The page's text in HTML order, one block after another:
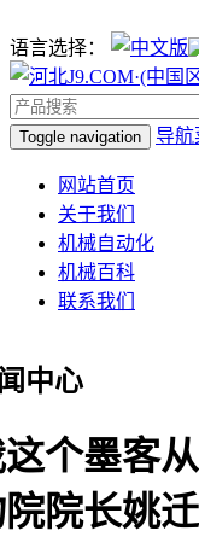
语言选择：
Toggle navigation 导航
网站首页
关于我们
机械自动化
机械百科
联系我们
中心
个墨客
院长姚